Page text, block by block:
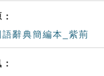
辭典簡編本_紫荊